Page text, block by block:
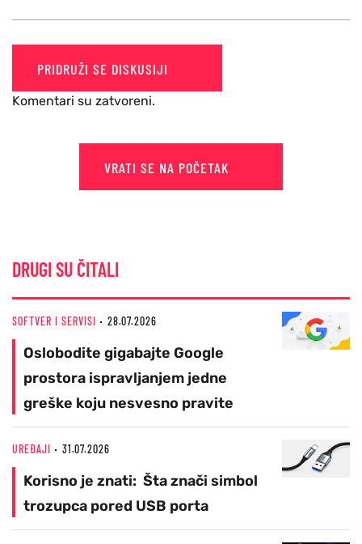
PRIDRUŽI SE DISKUSIJI
Komentari su zatvoreni.
VRATI SE NA POČETAK
DRUGI SU ČITALI
SOFTVER I SERVISI 28.07.2026
Oslobodite gigabajte Google
prostora ispravljanjem jedne
greške koju nesvesno pravite
UREĐAJI 31.07.2026
Korisno je znati: Šta znači simbol
trozupca pored USB porta